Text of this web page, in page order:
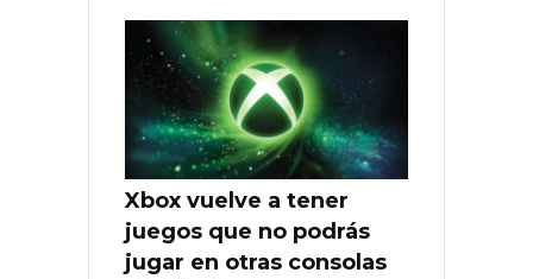
Xbox vuelve a tener
juegos que no podrás
jugar en otras consolas